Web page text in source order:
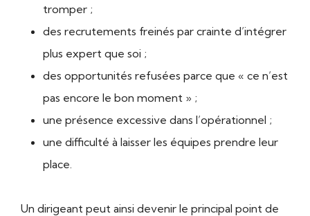
tromper ;
des recrutements freinés par crainte d’intégrer
plus expert que soi ;
des opportunités refusées parce que « ce n’est
pas encore le bon moment » ;
une présence excessive dans l’opérationnel ;
une difficulté à laisser les équipes prendre leur
place.
Un dirigeant peut ainsi devenir le principal point de